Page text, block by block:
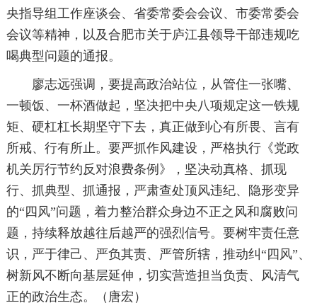
央指导组工作座谈会、省委常委会会议、市委常委会
会议等精神，以及合肥市关于庐江县领导干部违规吃
喝典型问题的通报。
廖志远强调，要提高政治站位，从管住一张嘴、
一顿饭、一杯酒做起，坚决把中央八项规定这一铁规
矩、硬杠杠长期坚守下去，真正做到心有所畏、言有
所戒、行有所止。要严抓作风建设，严格执行《党政
机关厉行节约反对浪费条例》，坚决动真格、抓现
行、抓典型、抓通报，严肃查处顶风违纪、隐形变异
的“四风”问题，着力整治群众身边不正之风和腐败问
题，持续释放越往后越严的强烈信号。要树牢责任意
识，严于律己、严负其责、严管所辖，推动纠“四风”、
树新风不断向基层延伸，切实营造担当负责、风清气
正的政治生态。（唐宏）